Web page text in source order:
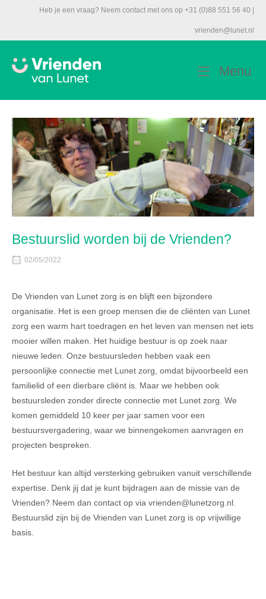
Heb je een vraag? Neem contact met ons op +31 (0)88 551 56 40 |
vrienden@lunet.nl
Menu
Bestuurslid worden bij de Vrienden?
02/05/2022
De Vrienden van Lunet zorg is en blijft een bijzondere
organisatie. Het is een groep mensen die de cliënten van Lunet
zorg een warm hart toedragen en het leven van mensen net iets
mooier willen maken. Het huidige bestuur is op zoek naar
nieuwe leden. Onze bestuursleden hebben vaak een
persoonlijke connectie met Lunet zorg, omdat bijvoorbeeld een
familielid of een dierbare cliënt is. Maar we hebben ook
bestuursleden zonder directe connectie met Lunet zorg. We
komen gemiddeld 10 keer per jaar samen voor een
bestuursvergadering, waar we binnengekomen aanvragen en
projecten bespreken.
Het bestuur kan altijd versterking gebruiken vanuit verschillende
expertise. Denk jij dat je kunt bijdragen aan de missie van de
Vrienden? Neem dan contact op via vrienden@lunetzorg.nl.
Bestuurslid zijn bij de Vrienden van Lunet zorg is op vrijwillige
basis.